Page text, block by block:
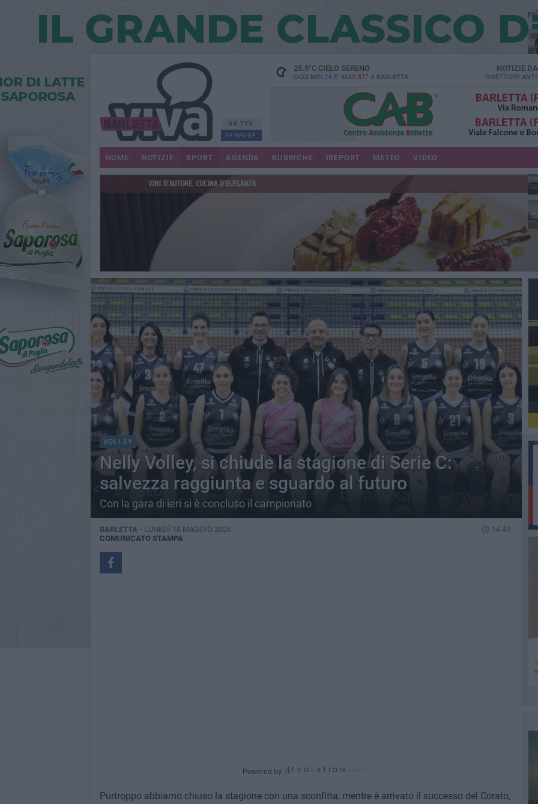
68.713
FANPAGE
25.5°CCIELO SERENO
OGGI MIN 24.5° MAX 31° A BARLETTA
NOTIZIE
DIRETTORE
HOME NOTIZIE SPORT AGENDA RUBRICHE IREPORT METEO VIDEO
VOLLEY
Nelly Volley, si chiude la stagione di Serie C:
salvezza raggiunta e sguardo al futuro
Con la gara di ieri si è concluso il campionato
BARLETTA - LUNEDÌ 18 MAGGIO 2026
14.40
COMUNICATO STAMPA
Powered by
Purtroppo abbiamo chiuso la stagione con una sconfitta, mentre è arrivato il successo del Corato,